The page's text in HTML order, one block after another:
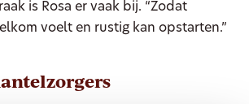
is Rosa er vaak bij. “Zodat
voelt en rustig kan opstarten.”